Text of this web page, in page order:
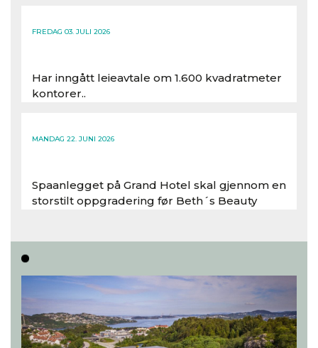
FREDAG 03. JULI 2026
Har inngått leieavtale om 1.600 kvadratmeter
kontorer..
MANDAG 22. JUNI 2026
Spaanlegget på Grand Hotel skal gjennom en
storstilt oppgradering før Beth´s Beauty
Les hele artikkelen